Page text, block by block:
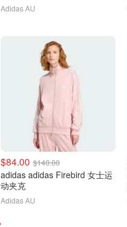
Adidas AU
$84.00 $140.00
adidas adidas Firebird 女士运
动夹克
Adidas AU